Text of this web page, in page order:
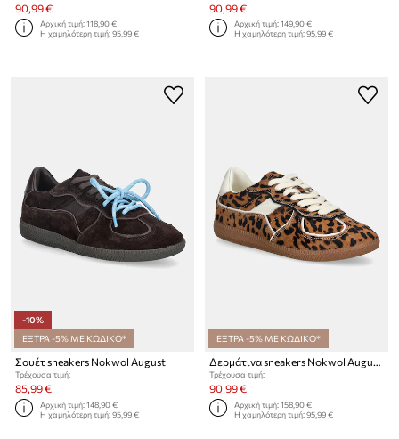
90,99 €
Αρχική τιμή:118,90 €
Η χαμηλότερη τιμή:95,99 €
90,99 €
Αρχική τιμή:149,90 €
Η χαμηλότερη τιμή:95,99 €
-10%
ΕΞΤΡΑ -5% ΜΕ ΚΩΔΙΚΟ*
Σουέτ sneakers Nokwol August
Τρέχουσα τιμή:
85,99 €
Αρχική τιμή:148,90 €
Η χαμηλότερη τιμή:95,99 €
ΕΞΤΡΑ -5% ΜΕ ΚΩΔΙΚΟ*
Δερμάτινα sneakers Nokwol August
Τρέχουσα τιμή:
90,99 €
Αρχική τιμή:158,90 €
Η χαμηλότερη τιμή:95,99 €